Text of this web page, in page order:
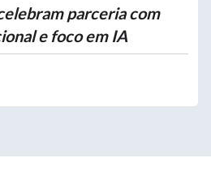
parceria com
e foco em IA